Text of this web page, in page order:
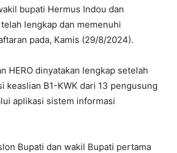
bupati Hermus Indou dan
lengkap dan memenuhi
pada, Kamis (29/8/2024).
HERO dinyatakan lengkap setelah
keaslian B1-KWK dari 13 pengusung
aplikasi sistem informasi
Bupati dan wakil Bupati pertama